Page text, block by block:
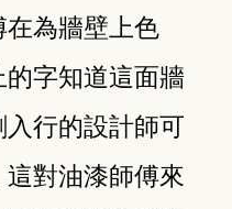
為牆壁上色
字知道這面牆
行的設計師可
這對油漆師傅來